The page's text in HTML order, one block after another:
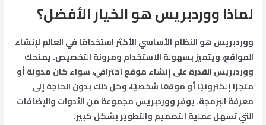
لماذا ووردبريس هو الخيار الأفضل؟
ووردبريس هو النظام الأساسي الأكثر استخدامًا في العالم لإنشاء
المواقع، ويتميز بسهولة الاستخدام ومرونة التخصيص. يمنحك
ووردبريس القدرة على إنشاء موقع احترافي، سواء كان مدونة أو
متجرًا إلكترونيًا أو موقعًا شخصيًا، وكل ذلك بدون الحاجة إلى
معرفة البرمجة. يوفر ووردبريس مجموعة من الأدوات والإضافات
التي تسهل عملية التصميم والتطوير بشكل كبير.